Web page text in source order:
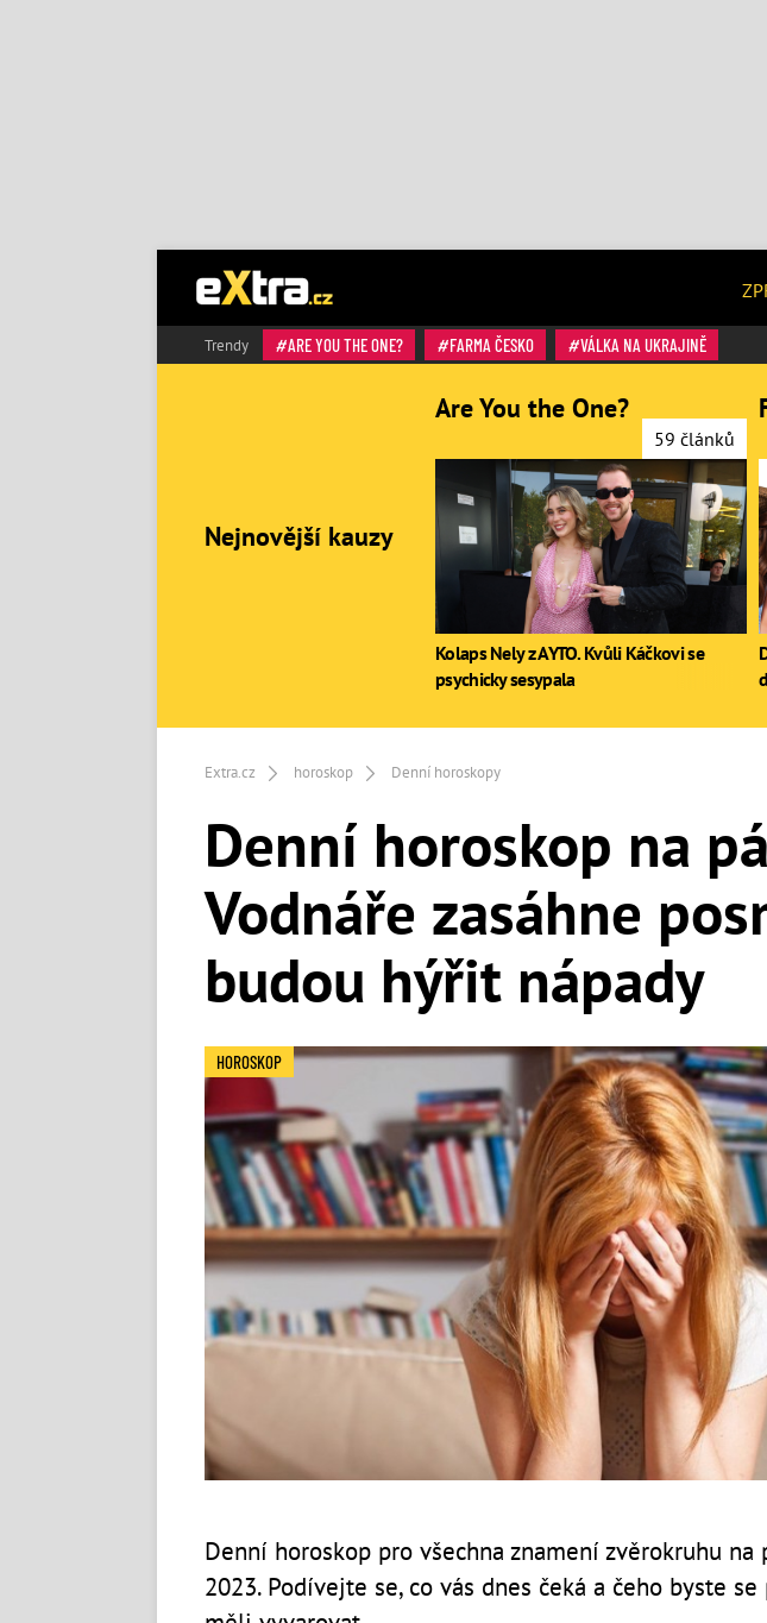
Trendy ARE YOU THE ONE? FARMA ČESKO VÁLKA NA UKRAJINĚ
Extra.cz horoskop Denní horoskopy
Denní horoskop na
Vodnáře zasáhne
budou hýřit nápady
HOROSKOP
Denní horoskop pro všechna znamení zvěrokruhu na
2023. Podívejte se, co vás dnes čeká a čeho byste se
Nejnovější kauzy
Are You the One?
59 článků
Kolaps Nely z AYTO. Kvůli Káčkovi se
psychicky sesypala